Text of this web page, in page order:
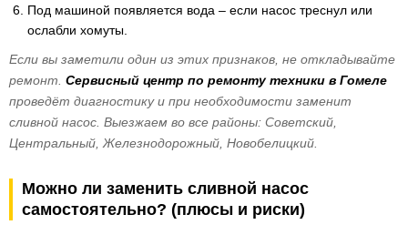
Под машиной появляется вода – если насос треснул или
ослабли хомуты.
Если вы заметили один из этих признаков, не откладывайте
ремонт. Сервисный центр по ремонту техники в Гомеле
проведёт диагностику и при необходимости заменит
сливной насос. Выезжаем во все районы: Советский,
Центральный, Железнодорожный, Новобелицкий.
Можно ли заменить сливной насос
самостоятельно? (плюсы и риски)